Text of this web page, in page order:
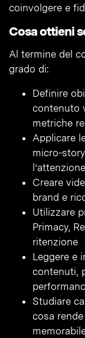
coinvolgere e
Cosa ottieni
Al termine del
grado di:
Definire
contenuto
metriche
Applicare
micro-
l’attenzione
Creare
brand e
Utilizzare
Primacy,
ritenzione
Leggere e
contenuti,
Studiare
cosa